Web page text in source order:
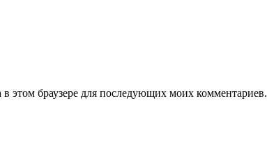
этом браузере для последующих моих комментариев.